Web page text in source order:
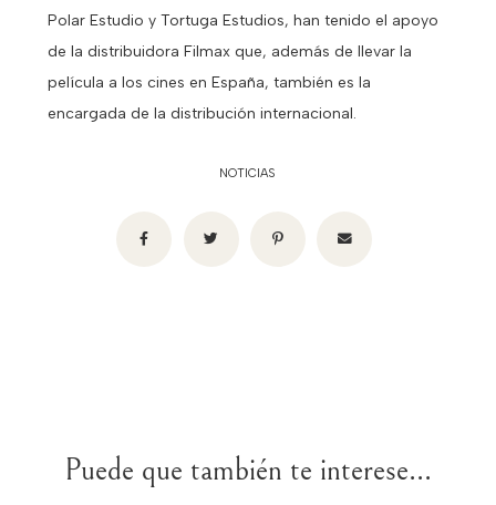
Polar Estudio y Tortuga Estudios, han tenido el apoyo
de la distribuidora Filmax que, además de llevar la
película a los cines en España, también es la
encargada de la distribución internacional.
NOTICIAS
Puede que también te interese...